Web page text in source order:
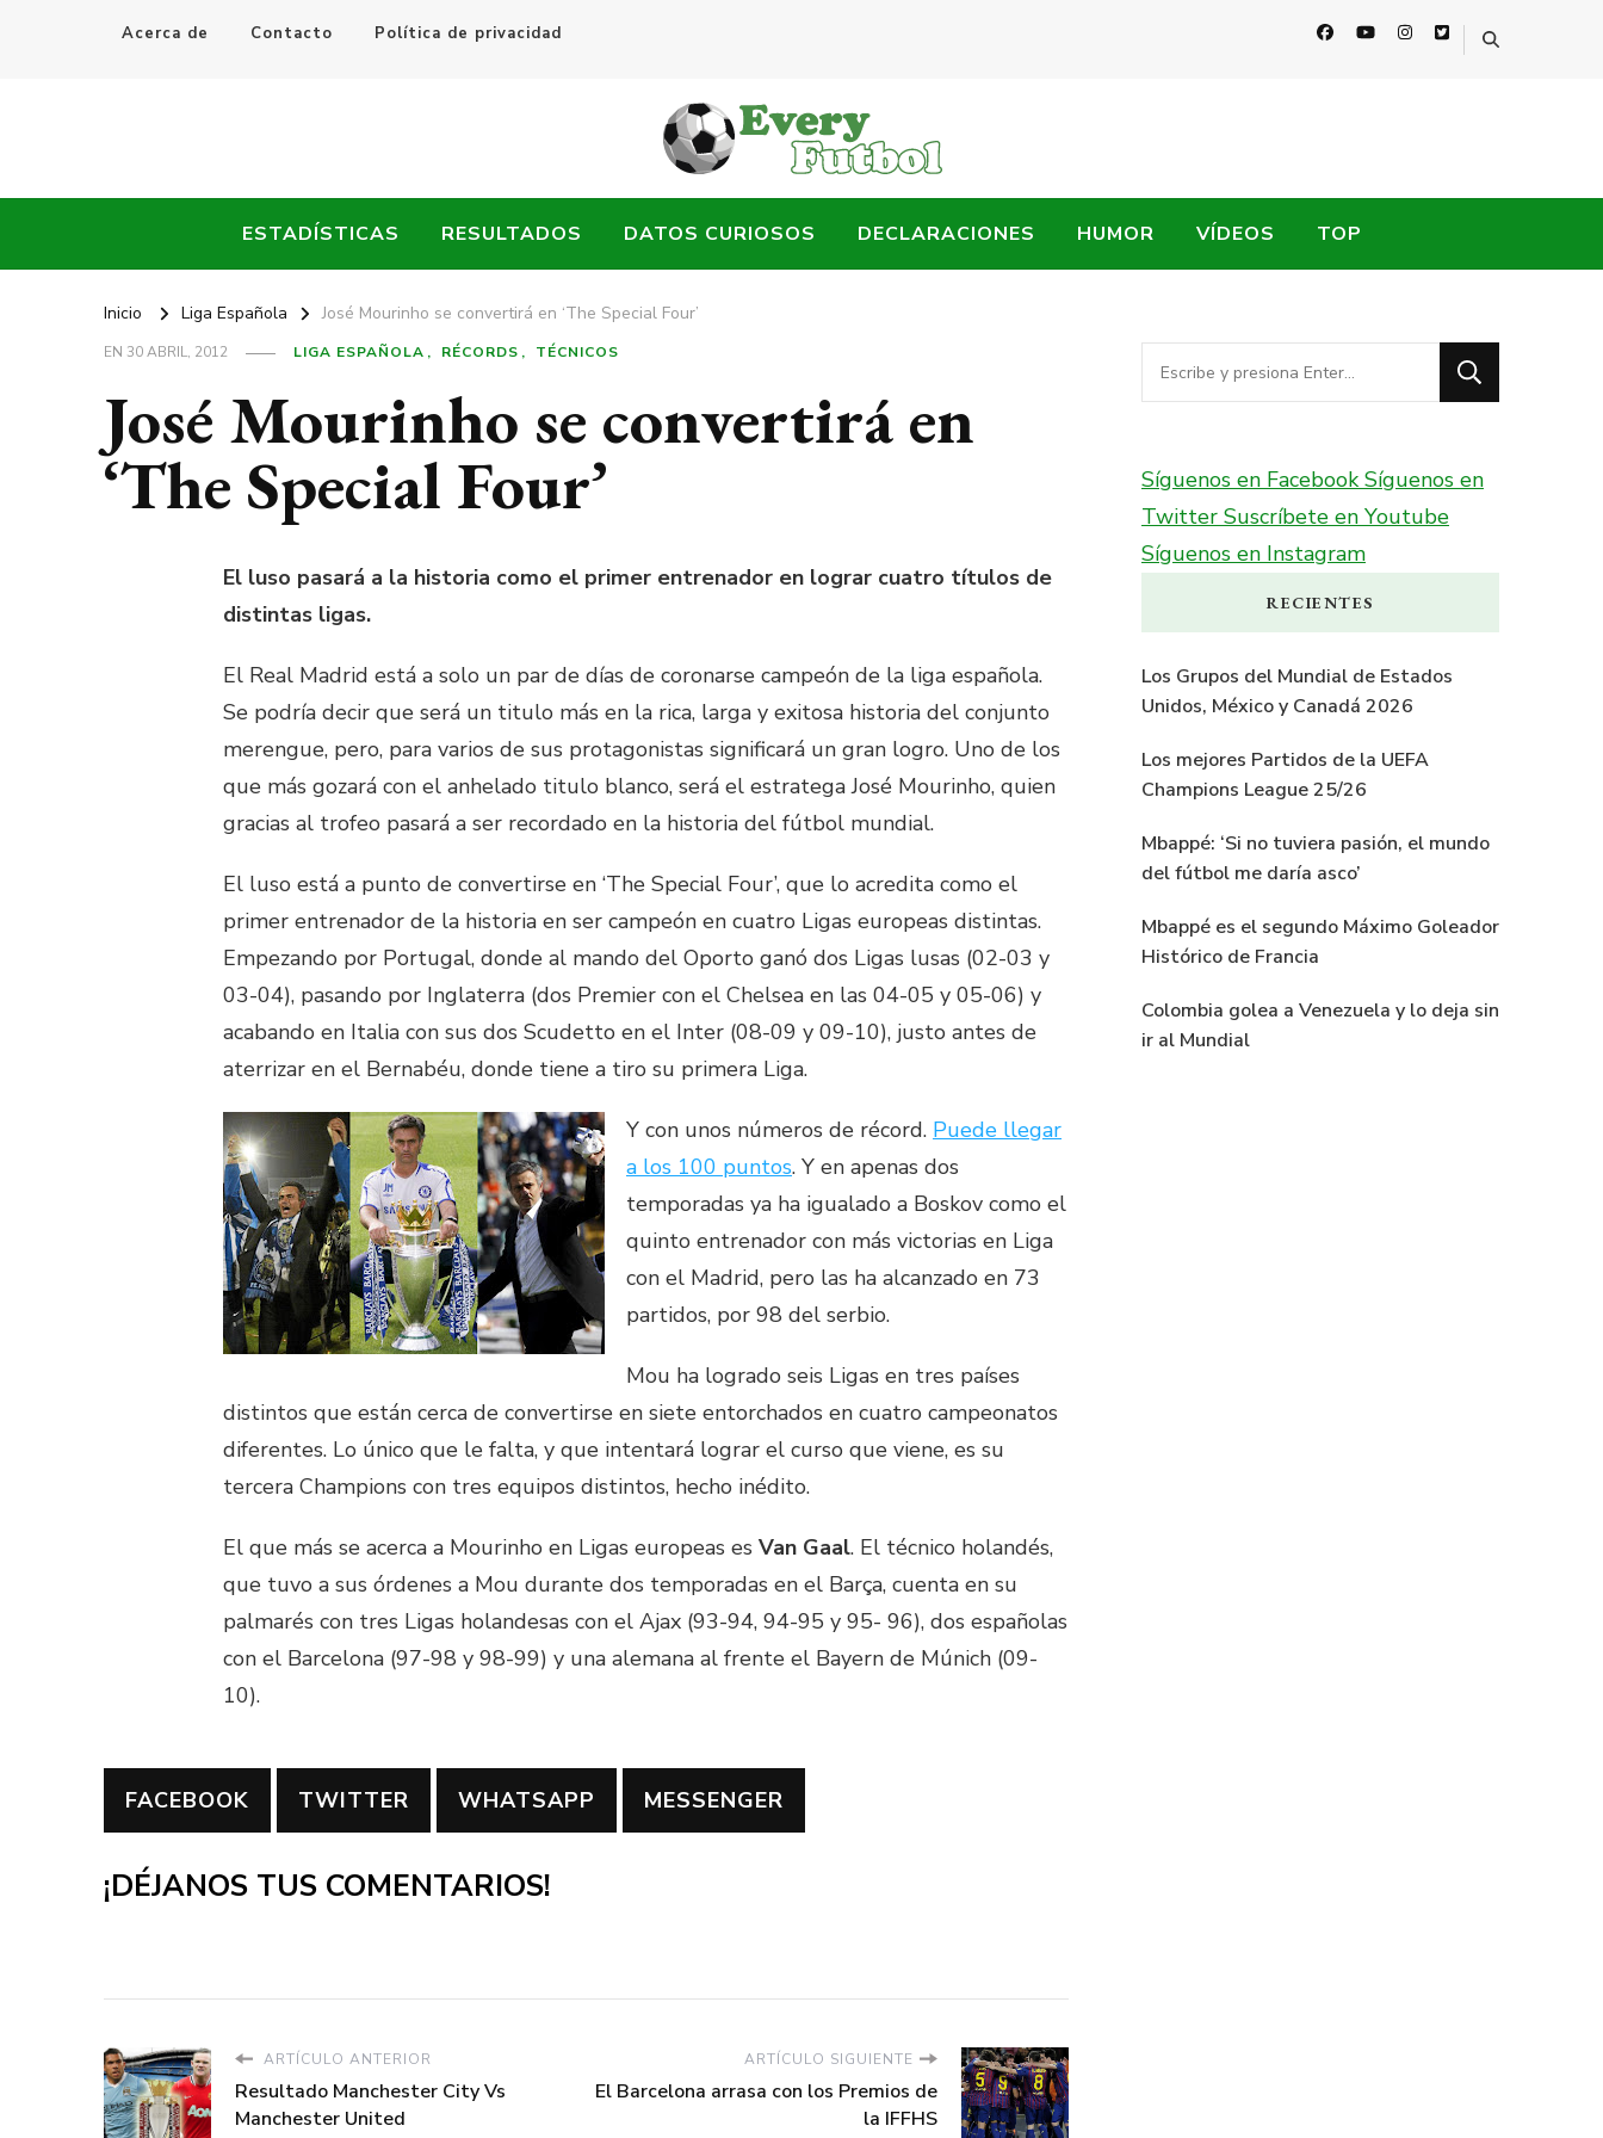
Acerca de Contacto Política de privacidad
Every Fútbol
ESTADÍSTICAS RESULTADOS DATOS CURIOSOS DECLARACIONES HUMOR VÍDEOS TOP
Inicio Liga Española José Mourinho se convertirá en ‘The Special Four’
EN 30 ABRIL, 2012 LIGA ESPAÑOLA RÉCORDS TÉCNICOS
José Mourinho se convertirá en
‘The Special Four’
El luso pasará a la historia como el primer entrenador en lograr cuatro títulos de
distintas ligas.
El Real Madrid está a solo un par de días de coronarse campeón de la liga española.
Se podría decir que será un titulo más en la rica, larga y exitosa historia del conjunto
merengue, pero, para varios de sus protagonistas significará un gran logro. Uno de los
que más gozará con el anhelado titulo blanco, será el estratega José Mourinho, quien
gracias al trofeo pasará a ser recordado en la historia del fútbol mundial.
El luso está a punto de convertirse en ‘The Special Four’, que lo acredita como el
primer entrenador de la historia en ser campeón en cuatro Ligas europeas distintas.
Empezando por Portugal, donde al mando del Oporto ganó dos Ligas lusas (02-03 y
03-04), pasando por Inglaterra (dos Premier con el Chelsea en las 04-05 y 05-06) y
acabando en Italia con sus dos Scudetto en el Inter (08-09 y 09-10), justo antes de
aterrizar en el Bernabéu, donde tiene a tiro su primera Liga.
Y con unos números de récord. Puede llegar
a los 100 puntos. Y en apenas dos
temporadas ya ha igualado a Boskov como el
quinto entrenador con más victorias en Liga
con el Madrid, pero las ha alcanzado en 73
partidos, por 98 del serbio.
Mou ha logrado seis Ligas en tres países
distintos que están cerca de convertirse en siete entorchados en cuatro campeonatos
diferentes. Lo único que le falta, y que intentará lograr el curso que viene, es su
tercera Champions con tres equipos distintos, hecho inédito.
El que más se acerca a Mourinho en Ligas europeas es Van Gaal. El técnico holandés,
que tuvo a sus órdenes a Mou durante dos temporadas en el Barça, cuenta en su
palmarés con tres Ligas holandesas con el Ajax (93-94, 94-95 y 95- 96), dos españolas
con el Barcelona (97-98 y 98-99) y una alemana al frente el Bayern de Múnich (09-
10).
FACEBOOK TWITTER WHATSAPP MESSENGER
¡DÉJANOS TUS COMENTARIOS!
ARTÍCULO ANTERIOR
Resultado Manchester City Vs
Manchester United
ARTÍCULO SIGUIENTE
El Barcelona arrasa con los Premios de
la IFFHS
¿Buscas
algo?
Síguenos en FacebookSíguenos en
Twitter Suscríbete en Youtube
Síguenos en Instagram
RECIENTES
Los Grupos del Mundial de Estados
Unidos, México y Canadá 2026
Los mejores Partidos de la UEFA
Champions League 25/26
Mbappé: ‘Si no tuviera pasión, el mundo
del fútbol me daría asco’
Mbappé es el segundo Máximo Goleador
Histórico de Francia
Colombia golea a Venezuela y lo deja sin
ir al Mundial